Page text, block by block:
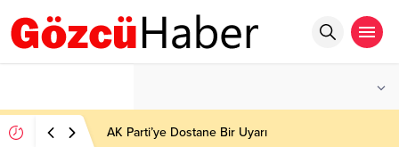
AK Parti’ye Dostane Bir Uyarı